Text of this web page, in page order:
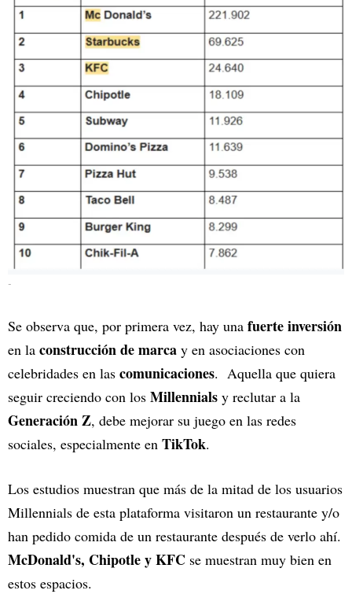
-
Se observa que, por primera vez, hay una fuerte inversión
en la construcción de marca y en asociaciones con
celebridades en las comunicaciones. Aquella que quiera
seguir creciendo con los Millennials y reclutar a la
Generación Z, debe mejorar su juego en las redes
sociales, especialmente en TikTok.
Los estudios muestran que más de la mitad de los usuarios
Millennials de esta plataforma visitaron un restaurante y/o
han pedido comida de un restaurante después de verlo ahí.
McDonald's, Chipotle y KFC se muestran muy bien en
estos espacios.